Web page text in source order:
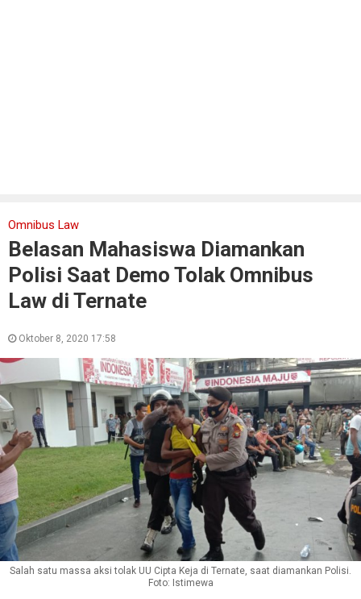
Omnibus Law
Belasan Mahasiswa Diamankan
Polisi Saat Demo Tolak Omnibus
Law di Ternate
Oktober 8, 2020 17:58
Salah satu massa aksi tolak UU Cipta Keja di Ternate, saat diamankan Polisi.
Foto: Istimewa